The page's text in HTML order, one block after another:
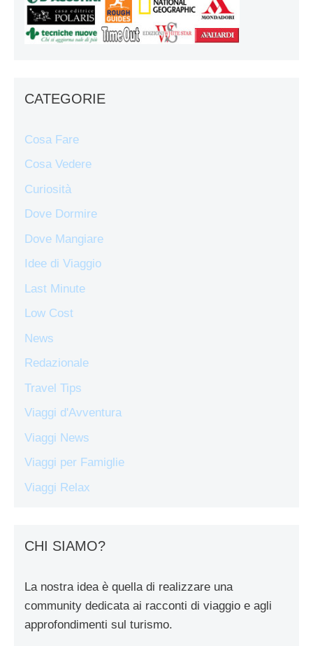
CATEGORIE
Cosa Fare
Cosa Vedere
Curiosità
Dove Dormire
Dove Mangiare
Idee di Viaggio
Last Minute
Low Cost
News
Redazionale
Travel Tips
Viaggi d'Avventura
Viaggi News
Viaggi per Famiglie
Viaggi Relax
CHI SIAMO?
La nostra idea è quella di realizzare una
community dedicata ai racconti di viaggio e agli
approfondimenti sul turismo.